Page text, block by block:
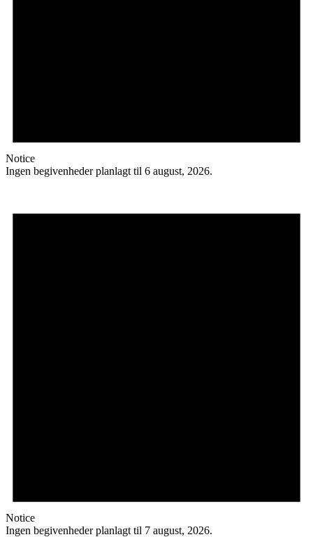
Notice
Ingen begivenheder planlagt til 6 august, 2026.
Notice
Ingen begivenheder planlagt til 7 august, 2026.